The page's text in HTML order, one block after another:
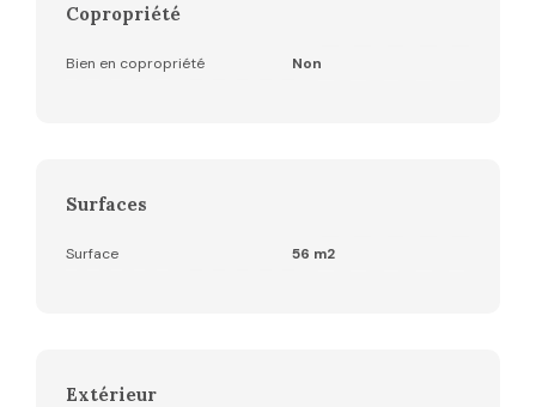
Copropriété
Bien en copropriété Non
Surfaces
Surface 56 m2
Extérieur